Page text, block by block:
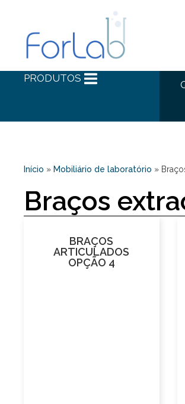
PRODUTOS
Início » Mobiliário de laboratório »
Braços
BRAÇOS
ARTICULADOS
OPÇÃO 4